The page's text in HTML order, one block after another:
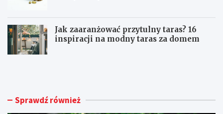
Jak zaaranżować przytulny taras? 16
inspiracji na modny taras za domem
U
m
I
s Sprawdź również